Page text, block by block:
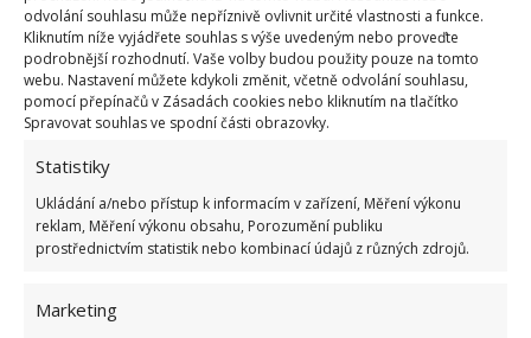
odvolání souhlasu může nepříznivě ovlivnit určité vlastnosti a funkce.
Kliknutím níže vyjádřete souhlas s výše uvedeným nebo proveďte
podrobnější rozhodnutí. Vaše volby budou použity pouze na tomto
webu. Nastavení můžete kdykoli změnit, včetně odvolání souhlasu,
pomocí přepínačů v Zásadách cookies nebo kliknutím na tlačítko
Spravovat souhlas ve spodní části obrazovky.
Statistiky
Ukládání a/nebo přístup k informacím v zařízení, Měření výkonu
reklam, Měření výkonu obsahu, Porozumění publiku
prostřednictvím statistik nebo kombinací údajů z různých zdrojů.
Marketing
Několik specifických řešení
S rekonstrukcí šlo ruku v ruce i několik specifických
která pokrývá celou zeď obývací části. Také bylo